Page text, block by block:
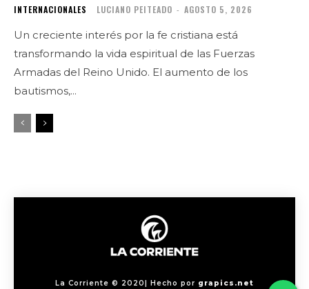
INTERNACIONALES LUCIANO PEITEADO - AGOSTO 5, 2026
Un creciente interés por la fe cristiana está
transformando la vida espiritual de las Fuerzas
Armadas del Reino Unido. El aumento de los
bautismos,...
La Corriente © 2020| Hecho por grapics.net